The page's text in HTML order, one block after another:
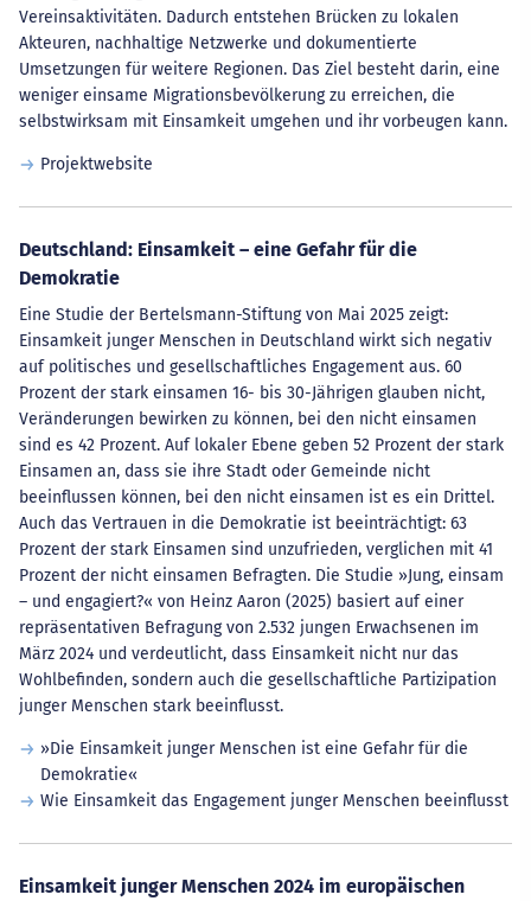
Vereinsaktivitäten. Dadurch entstehen Brücken zu lokalen
Akteuren, nachhaltige Netzwerke und dokumentierte
Umsetzungen für weitere Regionen. Das Ziel besteht darin, eine
weniger einsame Migrationsbevölkerung zu erreichen, die
selbstwirksam mit Einsamkeit umgehen und ihr vorbeugen kann.
Projektwebsite
Deutschland: Einsamkeit – eine Gefahr für die
Demokratie
Eine Studie der Bertelsmann-Stiftung von Mai 2025 zeigt:
Einsamkeit junger Menschen in Deutschland wirkt sich negativ
auf politisches und gesellschaftliches Engagement aus. 60
Prozent der stark einsamen 16- bis 30-Jährigen glauben nicht,
Veränderungen bewirken zu können, bei den nicht einsamen
sind es 42 Prozent. Auf lokaler Ebene geben 52 Prozent der stark
Einsamen an, dass sie ihre Stadt oder Gemeinde nicht
beeinflussen können, bei den nicht einsamen ist es ein Drittel.
Auch das Vertrauen in die Demokratie ist beeinträchtigt: 63
Prozent der stark Einsamen sind unzufrieden, verglichen mit 41
Prozent der nicht einsamen Befragten. Die Studie »Jung, einsam
– und engagiert?« von Heinz Aaron (2025) basiert auf einer
repräsentativen Befragung von 2.532 jungen Erwachsenen im
März 2024 und verdeutlicht, dass Einsamkeit nicht nur das
Wohlbefinden, sondern auch die gesellschaftliche Partizipation
junger Menschen stark beeinflusst.
»Die Einsamkeit junger Menschen ist eine Gefahr für die
Demokratie«
Wie Einsamkeit das Engagement junger Menschen beeinflusst
Einsamkeit junger Menschen 2024 im europäischen